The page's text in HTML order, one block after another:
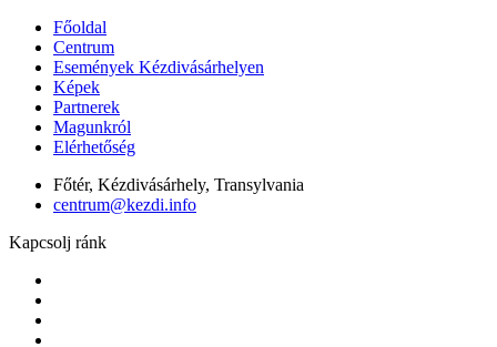
Főoldal
Centrum
Események Kézdivásárhelyen
Képek
Partnerek
Magunkról
Elérhetőség
Főtér, Kézdivásárhely, Transylvania
centrum@kezdi.info
Kapcsolj ránk